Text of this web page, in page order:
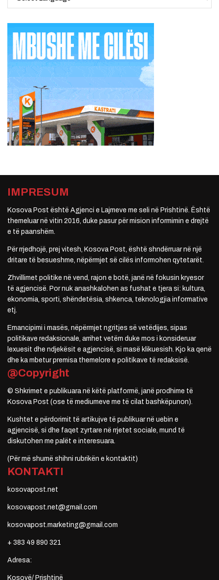
IMPRESUM
Kosova Post është Agjenci e Lajmeve me seli në Prishtinë. Është
themeluar në vitin 2016, duke pasur për mision informimin e drejtë
e të paanshëm.
Për rrjedhojë, prej vitesh, Kosova Post, është shndërruar në një
dritare të besueshme, nëpërmjet së cilës informohen qytetarët.
Zhvillimet politike në vend, rajon e botë, janë në fokusin kryesor
të agjencisë. Por nuk anashkalohen as fushat e tjera si: kultura,
ekonomia, sporti, shëndetësia, shkenca, teknologjia informative
etj.
Emancipimi i masës, nëpërmjet ngritjes së vetëdijes, sipas
politikave redaksionale, arrihet vetëm duke mos i konsideruar
lexuesit dhe ndjekësit e agjencisë, si masë klikuesish. Kjo ka qenë
dhe ka mbetur premisa themelore e politikave të redaksisë.
@Copyright
© Shkrimet e publikuara në këtë platformë, janë prodhime të
Kosova Post (ose të mediumeve me të cilat bashkëpunon).
Kushtet e përdorimit të artikujve të publikuar në uebin e
agjencisë, si dhe faqet zyrtare në rrjetet sociale, mund të
diskutohen me palët e interesuara.
(Për më shumë shihni rubrikën e kontaktit)
KONTAKTI
kosovapost.net
kosovapost.net@gmail.com
kosovapost.marketing@gmail.com
+ 383 49 890 321
Adresa:
Kosovë/ Prishtinë